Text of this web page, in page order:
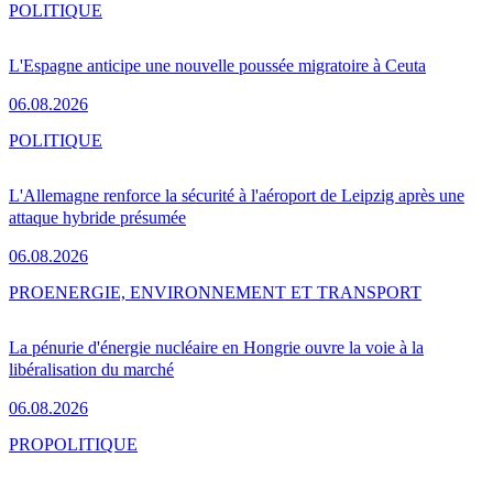
L'Espagne anticipe une nouvelle poussée migratoire à Ceuta
06.08.2026
POLITIQUE
L'Allemagne renforce la sécurité à l'aéroport de Leipzig après une
attaque hybride présumée
06.08.2026
POLITIQUE
La pénurie d'énergie nucléaire en Hongrie ouvre la voie à la
libéralisation du marché
06.08.2026
PROENERGIE, ENVIRONNEMENT ET TRANSPORT
PROPOLITIQUE